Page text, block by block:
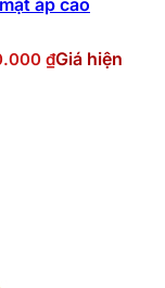
áp cao
₫Giá hiện